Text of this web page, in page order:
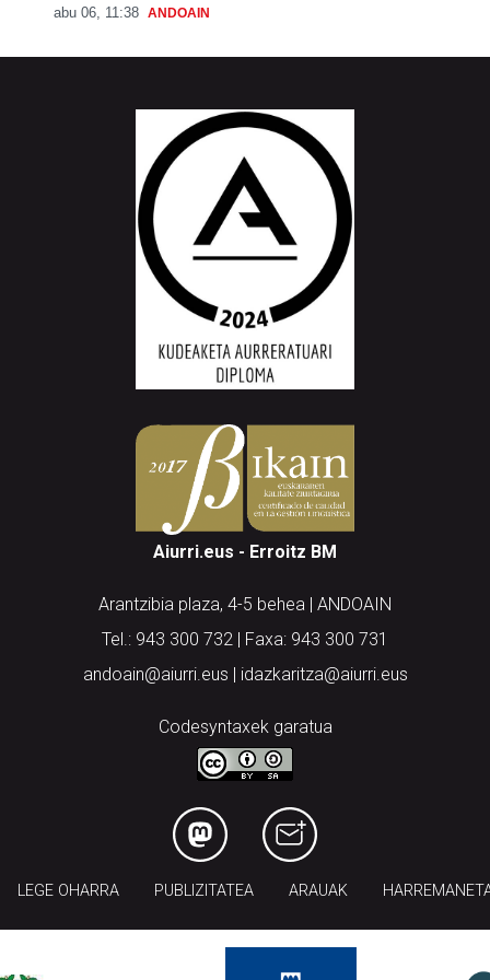
abu 06, 11:38 ANDOAIN
Aiurri.eus - Erroitz BM
Arantzibia plaza, 4-5 behea | ANDOAIN
Tel.: 943 300 732 | Faxa: 943 300 731
andoain@aiurri.eus | idazkaritza@aiurri.eus
Codesyntaxek garatua
LEGE OHARRA PUBLIZITATEA ARAUAK